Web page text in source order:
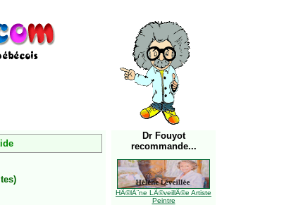
Dr Fouyot
recommande...
HÃ©lÃ¨ne LÃ©veillÃ©e Artiste
Peintre